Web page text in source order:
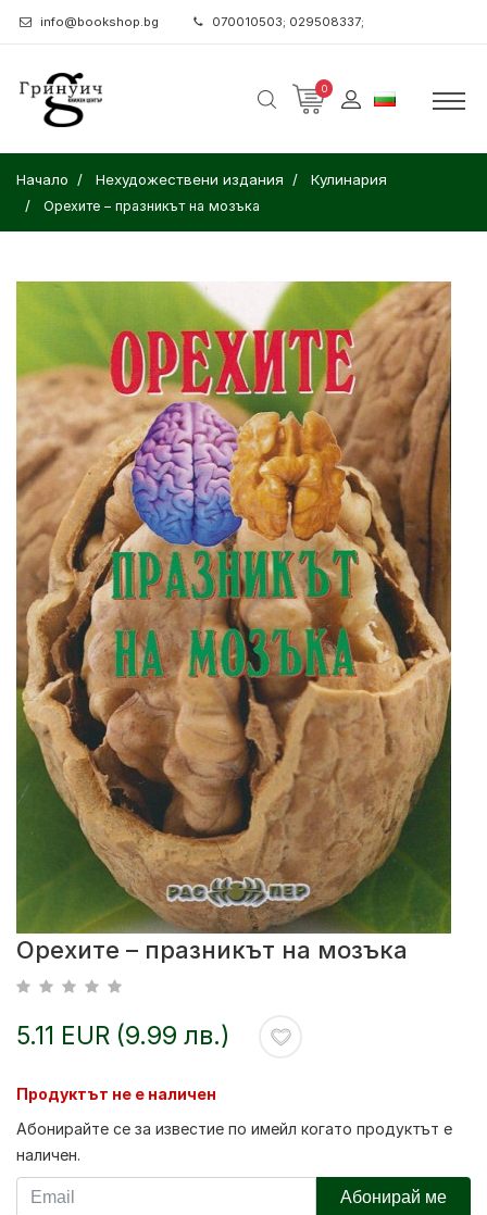
info@bookshop.bg 070010503; 029508337;
0
Начало Нехудожествени издания Кулинария
Орехите – празникът на мозъка
Орехите – празникът на мозъка
5.11 EUR (9.99 лв.)
Продуктът не е наличен
Абонирайте се за известие по имейл когато продуктът е
наличен.
Абонирай ме